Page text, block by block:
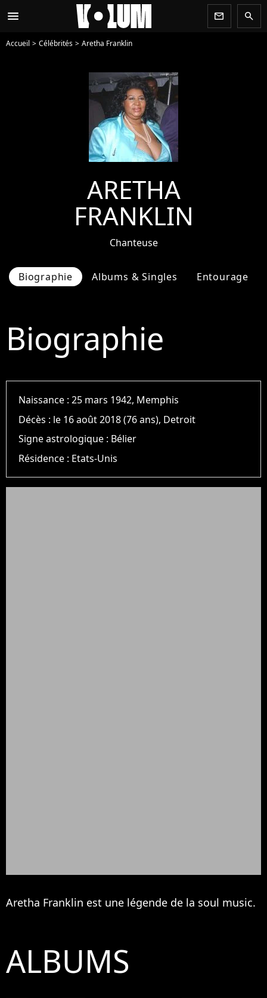
menu newsletter search
Accueil Célébrités Aretha Franklin
ARETHA
FRANKLIN
Chanteuse
Biographie Albums & Singles Entourage
Biographie
Naissance :25 mars 1942, Memphis
Décès : le 16 août 2018 (76 ans), Detroit
Signe astrologique : Bélier
Résidence : Etats-Unis
Aretha Franklin est une légende de la soul music.
ALBUMS